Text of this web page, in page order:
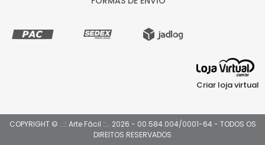
Criar loja virtual
COPYRIGHT © ..:: Arte Fácil ::.. 2026 - 00.584.004/0001-64 - TODOS OS
DIREITOS RESERVADOS